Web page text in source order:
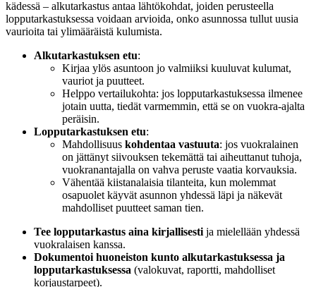
kädessä – alkutarkastus antaa lähtökohdat, joiden perusteella
lopputarkastuksessa voidaan arvioida, onko asunnossa tullut uusia
vaurioita tai ylimääräistä kulumista.
Alkutarkastuksen etu:
Kirjaa ylös asuntoon jo valmiiksi kuuluvat kulumat,
vauriot ja puutteet.
Helppo vertailukohta: jos lopputarkastuksessa ilmenee
jotain uutta, tiedät varmemmin, että se on vuokra-ajalta
peräisin.
Lopputarkastuksen etu:
Mahdollisuus kohdentaa vastuuta: jos vuokralainen
on jättänyt siivouksen tekemättä tai aiheuttanut tuhoja,
vuokranantajalla on vahva peruste vaatia korvauksia.
Vähentää kiistanalaisia tilanteita, kun molemmat
osapuolet käyvät asunnon yhdessä läpi ja näkevät
mahdolliset puutteet saman tien.
Tee lopputarkastus aina kirjallisestija mielellään yhdessä
vuokralaisen kanssa.
Dokumentoi huoneiston kunto alkutarkastuksessa ja
lopputarkastuksessa (valokuvat, raportti, mahdolliset
korjaustarpeet).